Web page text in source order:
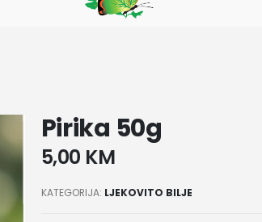
Pirika 50g
5,00 KM
KATEGORIJA: LJEKOVITO BILJE